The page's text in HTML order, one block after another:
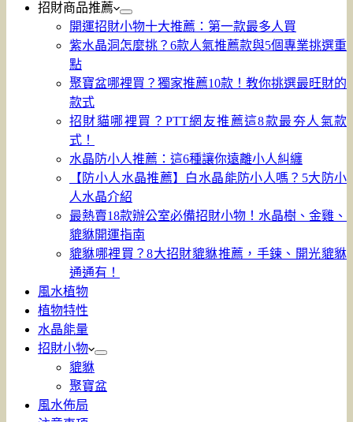
招財商品推薦
開運招財小物十大推薦：第一款最多人買
紫水晶洞怎麼挑？6款人氣推薦款與5個專業挑選重
點
聚寶盆哪裡買？獨家推薦10款！教你挑選最旺財的
款式
招財貓哪裡買？PTT網友推薦這8款最夯人氣款
式！
水晶防小人推薦：這6種讓你遠離小人糾纏
【防小人水晶推薦】白水晶能防小人嗎？5大防小
人水晶介紹
最熱賣18款辦公室必備招財小物！水晶樹、金雞、
貔貅開運指南
貔貅哪裡買？8大招財貔貅推薦，手鍊、開光貔貅
通通有！
風水植物
植物特性
水晶能量
招財小物
貔貅
聚寶盆
風水佈局